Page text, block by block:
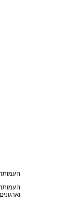
העמותה רשמית